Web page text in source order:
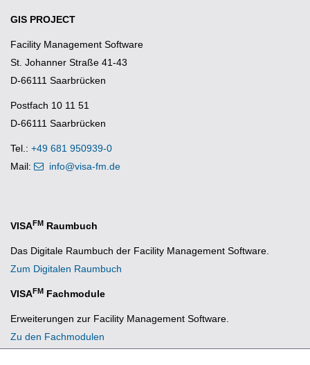
GIS PROJECT
Facility Management Software
St. Johanner Straße 41-43
D-66111 Saarbrücken
Postfach 10 11 51
D-66111 Saarbrücken
Tel.: +49 681 950939-0
Mail:
info@visa-fm.de
VISAFM Raumbuch
Das Digitale Raumbuch der Facility Management Software.
Zum Digitalen Raumbuch
VISAFM Fachmodule
Erweiterungen zur Facility Management Software.
Zu den Fachmodulen